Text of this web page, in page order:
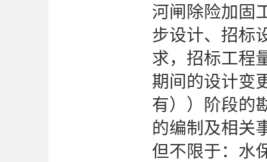
河闸除险加固
步设计、招标
求，招标工程
期间的设计变
有））阶段的
的编制及相关
但不限于：水